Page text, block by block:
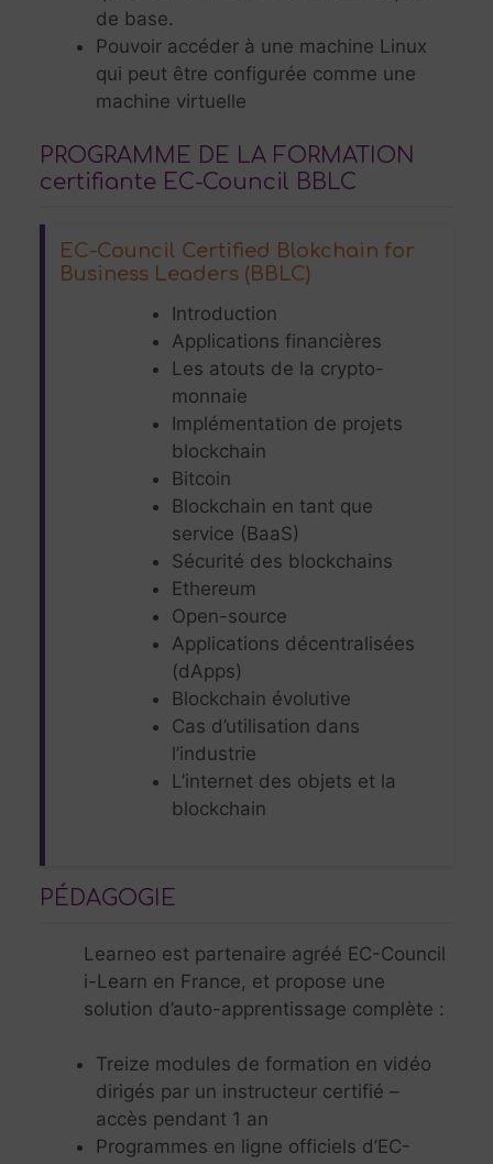
de base.
Pouvoir accéder à une machine Linux
qui peut être configurée comme une
machine virtuelle
PROGRAMME DE LA FORMATION
certifiante EC-Council BBLC
EC-Council Certified Blokchain for
Business Leaders (BBLC)
Introduction
Applications financières
Les atouts de la crypto-
monnaie
Implémentation de projets
blockchain
Bitcoin
Blockchain en tant que
service (BaaS)
Sécurité des blockchains
Ethereum
Open-source
Applications décentralisées
(dApps)
Blockchain évolutive
Cas d’utilisation dans
l’industrie
L’internet des objets et la
blockchain
PÉDAGOGIE
Learneo est partenaire agréé EC-Council
i-Learn en France, et propose une
solution d’auto-apprentissage complète :
Treize modules de formation en vidéo
dirigés par un instructeur certifié –
accès pendant 1 an
Programmes en ligne officiels d’EC-